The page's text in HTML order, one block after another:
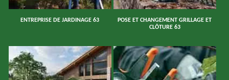
ENTREPRISE DE JARDINAGE 63
POSE ET CHANGEMENT GRILLAGE ET
CLÔTURE 63